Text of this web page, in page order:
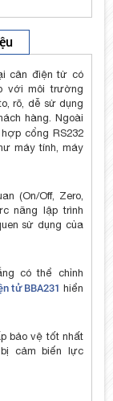
cân điện tử có
với môi trường
rõ, dễ sử dụng
hàng. Ngoài
cổng RS232
máy tính, máy
(On/Off, Zero,
năng lập trình
sử dụng của
có thể chỉnh
tử BBA231 hiển
bảo vệ tốt nhất
cảm biến lực